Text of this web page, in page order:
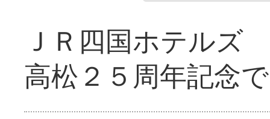
ＪＲ四国ホテル
高松２５周年記念